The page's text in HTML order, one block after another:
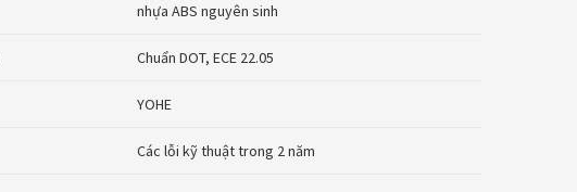
nhựa ABS nguyên sinh
Chuẩn DOT, ECE 22.05
YOHE
Các lỗi kỹ thuật trong 2 năm